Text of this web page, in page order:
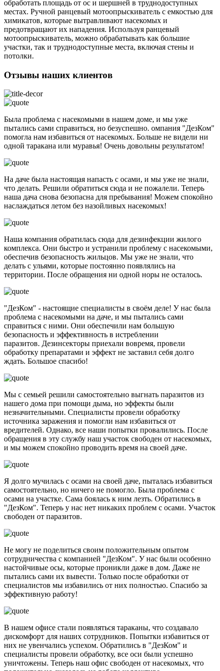
обработать площадь от ос и шершней в труднодоступных
местах. Ручной ранцевый мотоопрыскиватель с емкостью для
химикатов, которые вытравливают насекомых и
предотвращают их нападения. Используя ранцевый
мотоопрыскиватель, можно обрабатывать как большие
участки, так и труднодоступные места, включая стены и
потолки.
Отзывы наших клиентов
Была проблема с насекомыми в нашем доме, и мы уже
пытались сами справиться, но безуспешно. омпания "ДезКом"
помогла нам избавиться от насекомых. Больше не видели ни
одной таракана или муравья! Очень довольны результатом!
На даче была настоящая напасть с осами, и мы уже не знали,
что делать. Решили обратиться сюда и не пожалели. Теперь
наша дача снова безопасна для пребывания! Можем спокойно
наслаждаться летом без назойливых насекомых!
Наша компания обратилась сюда для дезинфекции жилого
комплекса. Они быстро и устранили проблему с насекомыми,
обеспечив безопасность жильцов. Мы уже не знали, что
делать с ульями, которые постоянно появлялись на
территории. После обращения ни одной норы не осталось.
"ДезКом" - настоящие специалисты в своём деле! У нас была
проблема с насекомыми на даче, и мы пытались сами
справиться с ними. Они обеспечили нам большую
безопасность и эффективность в истреблении
паразитов. Дезинсекторы приехали вовремя, провели
обработку препаратами и эффект не заставил себя долго
ждать. Большое спасибо!
Мы с семьей решили самостоятельно выгнать паразитов из
нашего дома при помощи дыма, но эффекты были
незначительными. Специалисты провели обработку
источника заражения и помогли нам избавиться от
вредителей. Однако, все наши попытки провалились. После
обращения в эту службу наш участок свободен от насекомых,
и мы можем спокойно проводить время на своей даче.
Я долго мучилась с осами на своей даче, пыталась избавиться
самостоятельно, но ничего не помогло. Была проблема с
осами на участке. Сама боялась к ним лезть. Обратились в
"ДезКом". Теперь у нас нет никаких проблем с осами. Участок
свободен от паразитов.
Не могу не поделиться своим положительным опытом
сотрудничества с компанией "ДезКом". У нас были особенно
настойчивые осы, которые проникли даже в дом. Даже не
пытались сами их вывести. Только после обработки от
специалистов мы избавились от них полностью. Спасибо за
эффективную работу!
В нашем офисе стали появляться тараканы, что создавало
дискомфорт для наших сотрудников. Попытки избавиться от
них не увенчались успехом. Обратились в "ДезКом" и
специалисты провели обработку, все оси были успешно
уничтожены. Теперь наш офис свободен от насекомых, что